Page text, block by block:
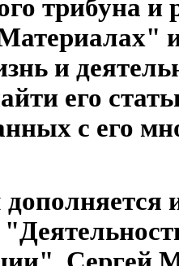
трибуна и
и
его
с его